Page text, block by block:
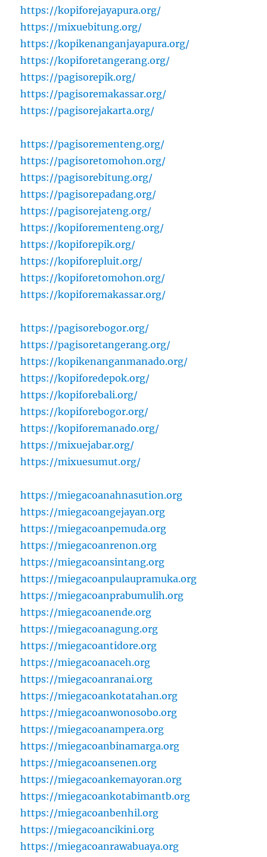
https://kopiforejayapura.org/
https://mixuebitung.org/
https://kopikenanganjayapura.org/
https://kopiforetangerang.org/
https://pagisorepik.org/
https://pagisoremakassar.org/
https://pagisorejakarta.org/
https://pagisorementeng.org/
https://pagisoretomohon.org/
https://pagisorebitung.org/
https://pagisorepadang.org/
https://pagisorejateng.org/
https://kopiforementeng.org/
https://kopiforepik.org/
https://kopiforepluit.org/
https://kopiforetomohon.org/
https://kopiforemakassar.org/
https://pagisorebogor.org/
https://pagisoretangerang.org/
https://kopikenanganmanado.org/
https://kopiforedepok.org/
https://kopiforebali.org/
https://kopiforebogor.org/
https://kopiforemanado.org/
https://mixuejabar.org/
https://mixuesumut.org/
https://miegacoanahnasution.org
https://miegacoangejayan.org
https://miegacoanpemuda.org
https://miegacoanrenon.org
https://miegacoansintang.org
https://miegacoanpulaupramuka.org
https://miegacoanprabumulih.org
https://miegacoanende.org
https://miegacoanagung.org
https://miegacoantidore.org
https://miegacoanaceh.org
https://miegacoanranai.org
https://miegacoankotatahan.org
https://miegacoanwonosobo.org
https://miegacoanampera.org
https://miegacoanbinamarga.org
https://miegacoansenen.org
https://miegacoankemayoran.org
https://miegacoankotabimantb.org
https://miegacoanbenhil.org
https://miegacoancikini.org
https://miegacoanrawabuaya.org